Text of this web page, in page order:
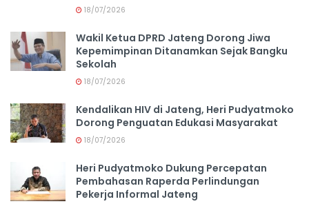
18/07/2026
Wakil Ketua DPRD Jateng Dorong Jiwa
Kepemimpinan Ditanamkan Sejak Bangku
Sekolah
18/07/2026
Kendalikan HIV di Jateng, Heri Pudyatmoko
Dorong Penguatan Edukasi Masyarakat
18/07/2026
Heri Pudyatmoko Dukung Percepatan
Pembahasan Raperda Perlindungan
Pekerja Informal Jateng